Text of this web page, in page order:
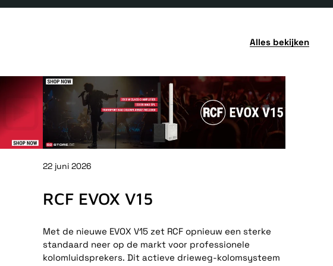
Alles bekijken
22 juni 2026
RCF EVOX V15
Met de nieuwe EVOX V15 zet RCF opnieuw een sterke
standaard neer op de markt voor professionele
kolomluidsprekers. Dit actieve drieweg-kolomsysteem